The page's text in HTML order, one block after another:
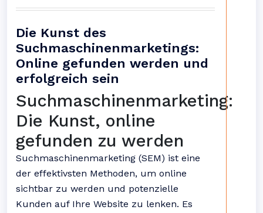
Die Kunst des
Suchmaschinenmarketings:
Online gefunden werden und
erfolgreich sein
Suchmaschinenmarketing:
Die Kunst, online
gefunden zu werden
Suchmaschinenmarketing (SEM) ist eine
der effektivsten Methoden, um online
sichtbar zu werden und potenzielle
Kunden auf Ihre Website zu lenken. Es